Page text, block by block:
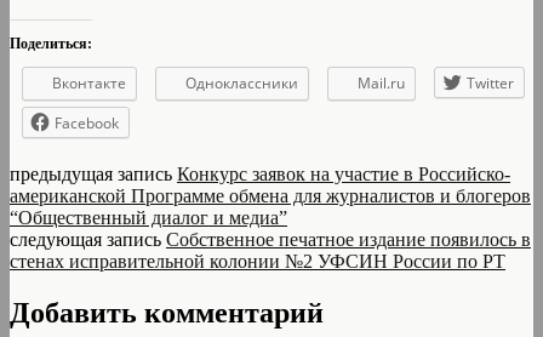
Поделиться:
Вконтакте Одноклассники Mail.ru
Twitter
Facebook
предыдущая запись Конкурс заявок на участие в Российско-
американской Программе обмена для журналистов и блогеров
“Общественный диалог и медиа”
следующая запись Собственное печатное издание появилось в
стенах исправительной колонии №2 УФСИН России по РТ
Добавить комментарий